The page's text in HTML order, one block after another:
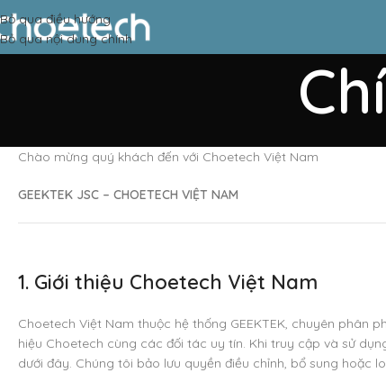
Bỏ qua điều hướng
Bỏ qua nội dung chính
Chào mừng quý khách đến với Choetech Việt Nam
GEEKTEK JSC – CHOETECH VIỆT NAM
1. Giới thiệu Choetech Việt Nam
Choetech Việt Nam thuộc hệ thống GEEKTEK, chuyên
hiệu Choetech cùng các đối tác uy tín. Khi truy cập và sử
dưới đây. Chúng tôi bảo lưu quyền điều chỉnh, bổ sung